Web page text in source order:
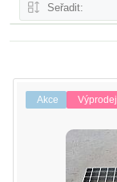
Seřadit:
Akce Výprodej